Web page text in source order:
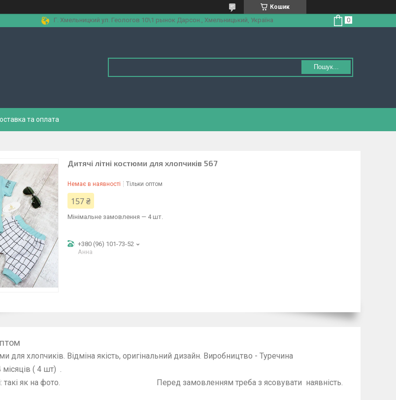
Кошик
Г. Хмельницкий ул. Геологов 10\1 рынок Дарсон., Хмельницький, Україна
Пошук...
та оплата
Дитячі літні костюми для хлопчиків 567
Немає в наявності Тільки оптом
157 ₴
Мінімальне замовлення — 4 шт.
+380 (96) 101-73-52
Анна
для хлопчиків. Відміна якість, оригінальний дизайн. Виробництво - Туречина
місяців ( 4 шт) .
такі як на фото. Перед замовленням треба з ясовувати наявність.